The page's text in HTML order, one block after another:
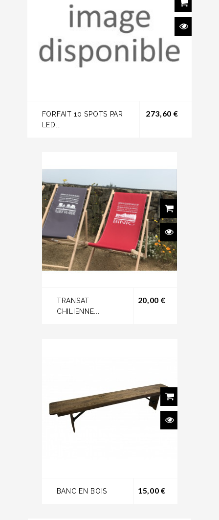
FORFAIT 10 SPOTS PAR
LED...
273,60 €Prix
TRANSAT
CHILIENNE...
20,00 €Prix
BANC EN BOIS 15,00 €Prix